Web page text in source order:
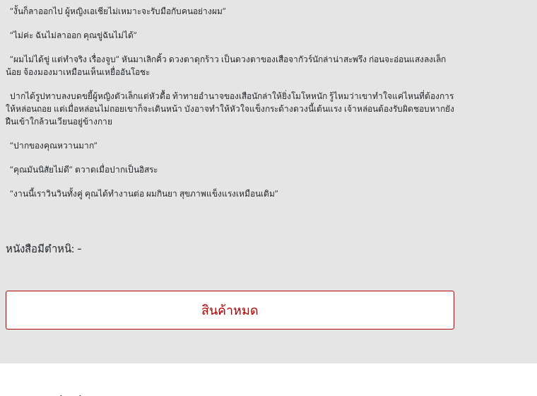
“งั้นก็ลาออกไป ผู้หญิงเอเชียไม่เหมาะจะรับมือกับคนอย่างผม”
“ไม่ค่ะ ฉันไม่ลาออก คุณขู่ฉันไม่ได้”
“ผมไม่ได้ขู่ แต่ทำจริง เรื่องจูบ” หันมาเลิกคิ้ว ดวงตาดุกร้าว เป็นดวงตาของเสือจากัวร์นักล่าน่าสะพรึง ก่อนจะอ่อนแสงลงเล็ก
น้อย จ้องมองมาเหมือนเห็นเหยื่ออันโอชะ
ปากได้รูปทาบลงบดขยี้ผู้หญิงตัวเล็กแต่หัวดื้อ ท้าทายอำนาจของเสือนักล่าให้ยิ่งโมโหหนัก รู้ไหมว่าเขาทำใจแค่ไหนที่ต้องการ
ให้หล่อนถอย แต่เมื่อหล่อนไม่ถอยเขาก็จะเดินหน้า บังอาจทำให้หัวใจแข็งกระด้างดวงนี้เต้นแรง เจ้าหล่อนต้องรับผิดชอบหากยัง
ฝืนเข้าใกล้วนเวียนอยู่ข้างกาย
“ปากของคุณหวานมาก”
“คุณมันนิสัยไม่ดี” ตวาดเมื่อปากเป็นอิสระ
“งานนี้เราวินวินทั้งคู่ คุณได้ทำงานต่อ ผมกินยา สุขภาพแข็งแรงเหมือนเดิม”
หนังสือมีตำหนิ: -
สินค้าหมด